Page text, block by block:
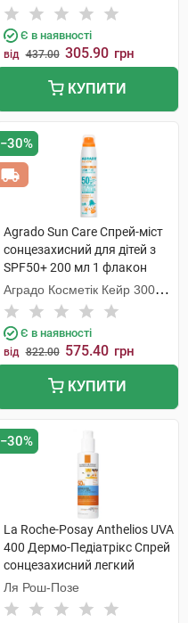
Є в наявності
від 437.00 305.90 грн
КУПИТИ
−30%
Agrado Sun Care Спрей-міст
сонцезахисний для дітей з
SPF50+ 200 мл 1 флакон
Аградо Косметік Кейр 3000
С.Л.У.
Є в наявності
від 822.00 575.40 грн
КУПИТИ
−30%
La Roche-Posay Anthelios UVA
400 Дермо-Педіатрікс Спрей
сонцезахисний легкий
дитячий SPF50+ 200 мл 1
флакон
Ля Рош-Позе